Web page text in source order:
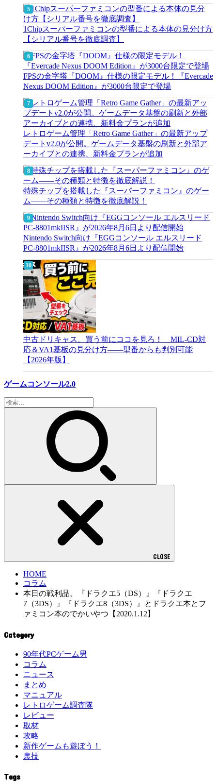
1Chipスーパーファミコンの型番による本体の見分け方
【シリアル番号を徹底調査】
FPSの金字塔『DOOM』仕様の限定モデル！『Evercade
Nexus DOOM Edition』が3000台限定で登場
レトロゲーム管理「Retro Game Gather」の最新アップ
デートv2.0が公開。ゲームデータ基盤の刷新と外部ア
ーカイブとの連携、新料金プランが追加
特殊チップを搭載した『スーパーファミコン』のゲー
ム――その種類と特徴を徹底解説！
Nintendo Switch向け『EGGコンソール エルスリード
PC-8801mkIISR』が2026年8月6日より配信開始
中古ドリキャス、買う前にココを見ろ！ MIL-CD対
応＆VA1基板の見分け方——型番からも判別可能
【2026年版】
ゲームコンソール2.0
検
索:
CLOSE
HOME
コラム
本日の戦利品。『ドラクエ5（DS）』『ドラクエ
7（3DS）』『ドラクエ8（3DS）』とドラクエ本とフ
ァミコン本のでかいやつ【2020.1.12】
Category
90年代PCゲーム男
コラム
ニュース
まとめ
マニュアル
レトロゲーム調査隊
レビュー
取材
攻略
新作ゲームも遊ぼう！
裏技
Tags